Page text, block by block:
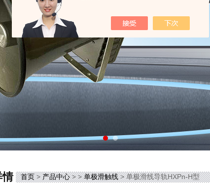
情 首页>产品中心> >单极滑触线> 单极滑线导轨HXPn-H型